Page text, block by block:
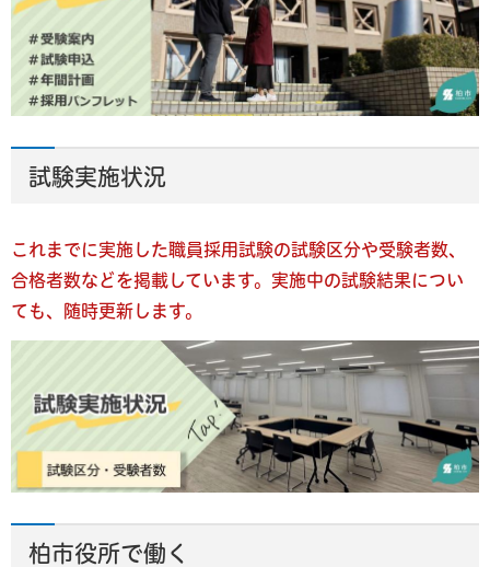
試験実施状況
これまでに実施した職員採用試験の試験区分や受験者数、
合格者数などを掲載しています。実施中の試験結果につい
ても、随時更新します。
柏市役所で働く